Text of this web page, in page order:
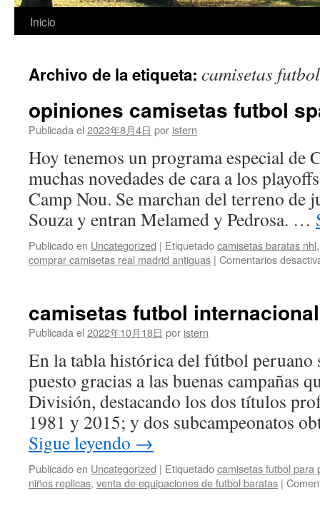
Saltar
contenido
Inicio
Archivo de la etiqueta: camisetas
opiniones camisetas futbol
Publicada el 2023年8月4日 por istern
Hoy tenemos un programa especial de
muchas novedades de cara a los
Camp Nou. Se marchan del terreno de
Souza y entran Melamed y Pedrosa. …
Publicado en Uncategorized | Etiquetadocamisetas baratas nhl
comprar camisetas real madrid antiguas | Comentarios
camisetas futbol internacional
Publicada el 2022年10月18日 por istern
En la tabla histórica del fútbol peruano
puesto gracias a las buenas campañas
División, destacando los dos títulos
1981 y 2015; y dos subcampeonatos
Sigue leyendo →
Publicado en Uncategorized | Etiquetadocamisetas futbol para
niños replicas, venta de equipaciones de futbol baratas |